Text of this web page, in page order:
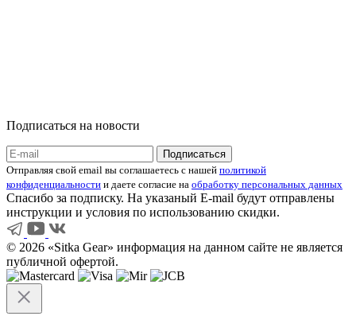
Подписаться на новости
Отправляя свой email вы соглашаетесь с нашей политикой
конфиденциальности и даете согласие на обработку персональных данных
Спасибо за подписку. На указаный E-mail будут отправлены
инструкции и условия по использованию скидки.
© 2026 «Sitka Gear» информация на данном сайте не является
публичной офертой.